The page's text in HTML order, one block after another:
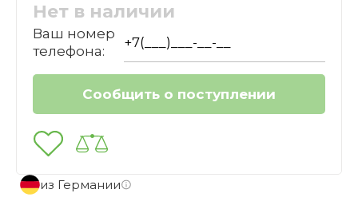
Нет в наличии
Ваш номер
телефона:
из Германии